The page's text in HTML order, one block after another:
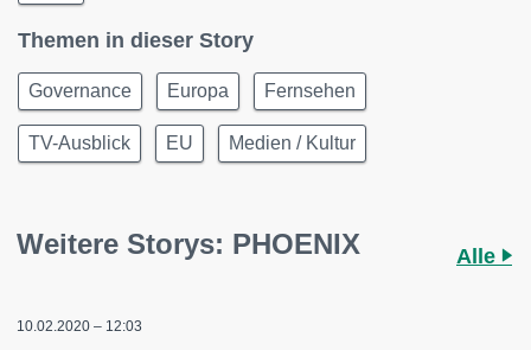
Themen in dieser Story
Governance Europa Fernsehen
TV-Ausblick EU Medien / Kultur
Weitere Storys: PHOENIX Alle
10.02.2020 – 12:03